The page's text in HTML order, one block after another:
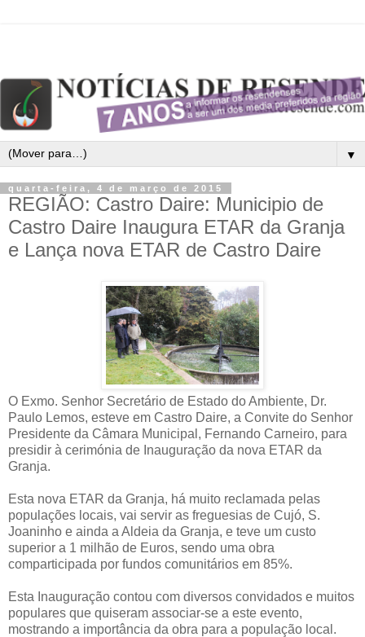
▼
quarta-feira, 4 de março de 2015
REGIÃO: Castro Daire: Municipio de
Castro Daire Inaugura ETAR da Granja
e Lança nova ETAR de Castro Daire
O Exmo. Senhor Secretário de Estado do Ambiente, Dr.
Paulo Lemos, esteve em Castro Daire, a Convite do Senhor
Presidente da Câmara Municipal, Fernando Carneiro, para
presidir à cerimónia de Inauguração da nova ETAR da
Granja.
Esta nova ETAR da Granja, há muito reclamada pelas
populações locais, vai servir as freguesias de Cujó, S.
Joaninho e ainda a Aldeia da Granja, e teve um custo
superior a 1 milhão de Euros, sendo uma obra
comparticipada por fundos comunitários em 85%.
Esta Inauguração contou com diversos convidados e muitos
populares que quiseram associar-se a este evento,
mostrando a importância da obra para a população local.